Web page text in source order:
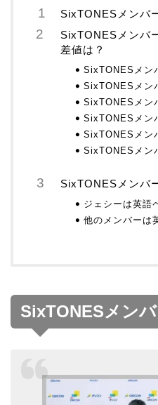
SixTONESメンバ
SixTONESメンバ
差値は？
SixTONESメン
SixTONESメン
SixTONESメン
SixTONESメン
SixTONESメン
SixTONESメン
SixTONESメンバ
ジェシーは英語
他のメンバーは
SixTONESメンバ